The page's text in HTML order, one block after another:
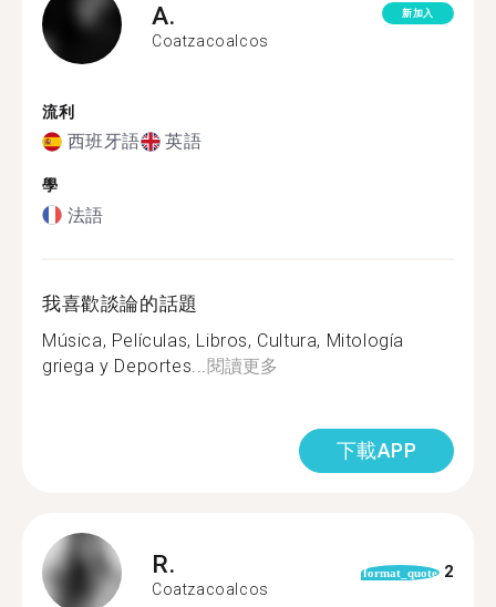
A.
Coatzacoalcos
新加入
流利
西班牙語 英語
學
法語
我喜歡談論的話題
Música, Películas, Libros, Cultura, Mitología
griega y Deportes... 閱讀更多
下載APP
R.
Coatzacoalcos
format_quote 2